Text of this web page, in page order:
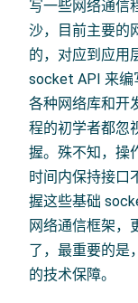
写一些网络通信
沙，目前主要的
的，对应到应用
socket API 来编
各种网络库和开
程的初学者都忽
握。殊不知，操
时间内保持接口
握这些基础
网络通信框架，
了，最重要的是
的技术保障。